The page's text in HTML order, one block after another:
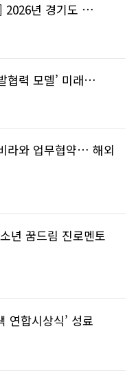
2026년 경기도 …
협력 모델’ 미래…
라와 업무협약… 해외
년 꿈드림 진로멘토
연합시상식’ 성료